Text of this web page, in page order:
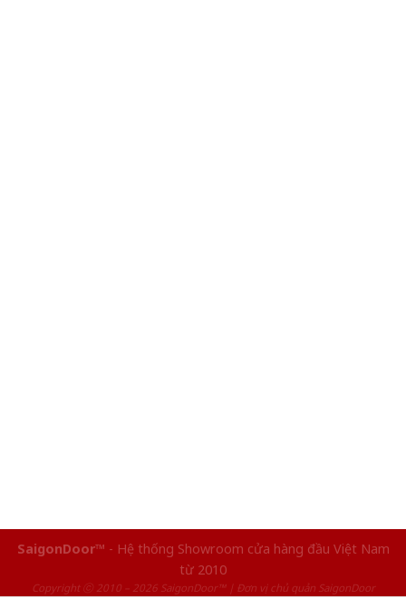
SaigonDoor™ - Hệ thống Showroom cửa hàng đầu Việt Nam
từ 2010
Copyright ⓒ 2010 – 2026 SaigonDoor™ | Đơn vị chủ quản SaigonDoor